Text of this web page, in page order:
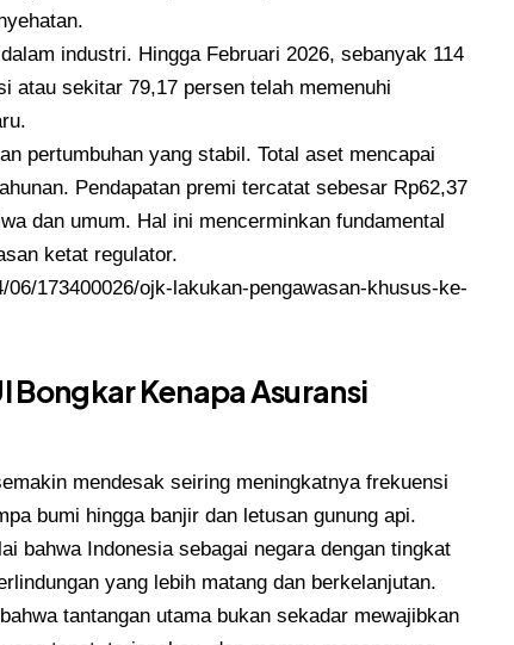
industri. Hingga Februari 2026, sebanyak 114
atau sekitar 79,17 persen telah memenuhi
pertumbuhan yang stabil. Total aset mencapai
Pendapatan premi tercatat sebesar Rp62,37
dan umum. Hal ini mencerminkan fundamental
ketat regulator.
173400026/ojk-lakukan-pengawasan-khusus-ke-
Bongkar Kenapa Asuransi
mendesak seiring meningkatnya frekuensi
bumi hingga banjir dan letusan gunung api.
bahwa Indonesia sebagai negara dengan tingkat
yang lebih matang dan berkelanjutan.
tantangan utama bukan sekadar mewajibkan